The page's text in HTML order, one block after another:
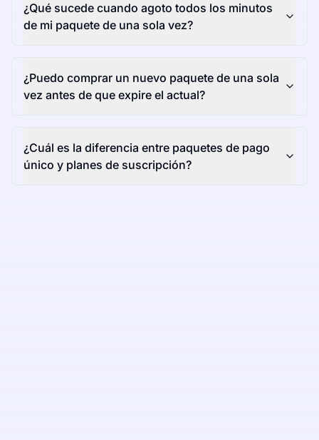
¿Qué sucede cuando agoto todos los minutos
de mi paquete de una sola vez?
¿Puedo comprar un nuevo paquete de una sola
vez antes de que expire el actual?
¿Cuál es la diferencia entre paquetes de pago
único y planes de suscripción?